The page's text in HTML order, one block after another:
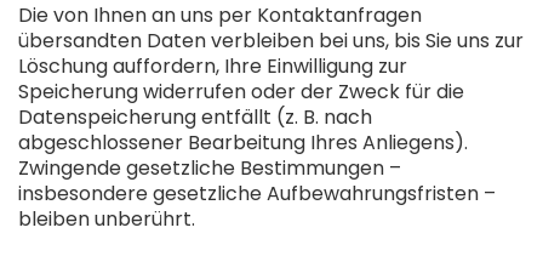
Die von Ihnen an uns per Kontaktanfragen
übersandten Daten verbleiben bei uns, bis Sie uns zur
Löschung auffordern, Ihre Einwilligung zur
Speicherung widerrufen oder der Zweck für die
Datenspeicherung entfällt (z. B. nach
abgeschlossener Bearbeitung Ihres Anliegens).
Zwingende gesetzliche Bestimmungen –
insbesondere gesetzliche Aufbewahrungsfristen –
bleiben unberührt.